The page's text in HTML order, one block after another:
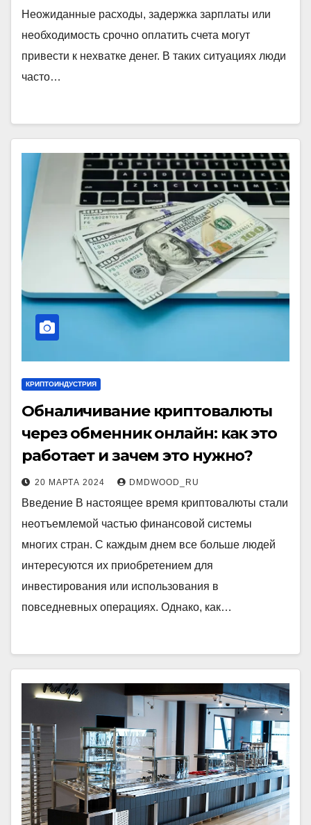
Неожиданные расходы, задержка зарплаты или
необходимость срочно оплатить счета могут
привести к нехватке денег. В таких ситуациях люди
часто…
КРИПТОИНДУСТРИЯ
Обналичивание криптовалюты
через обменник онлайн: как это
работает и зачем это нужно?
20 МАРТА 2024 DMDWOOD_RU
Введение В настоящее время криптовалюты стали
неотъемлемой частью финансовой системы
многих стран. С каждым днем все больше людей
интересуются их приобретением для
инвестирования или использования в
повседневных операциях. Однако, как…